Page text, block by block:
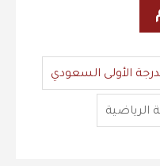
الأولى السعودي
الرياضية